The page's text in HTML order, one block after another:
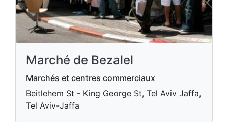
Marché de Bezalel
Marchés et centres commerciaux
Beitlehem St - King George St, Tel Aviv Jaffa,
Tel Aviv-Jaffa